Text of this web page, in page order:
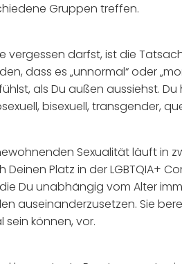
Gruppen treffen.
darfst, ist die
dass es „unnormal“ oder
als Du außen aussiehst.
bisexuell, transgender,
Sexualität läuft in
Platz in der LGBTQIA+
Du unabhängig vom Alter
auseinanderzusetzen. Sie
können, vor.